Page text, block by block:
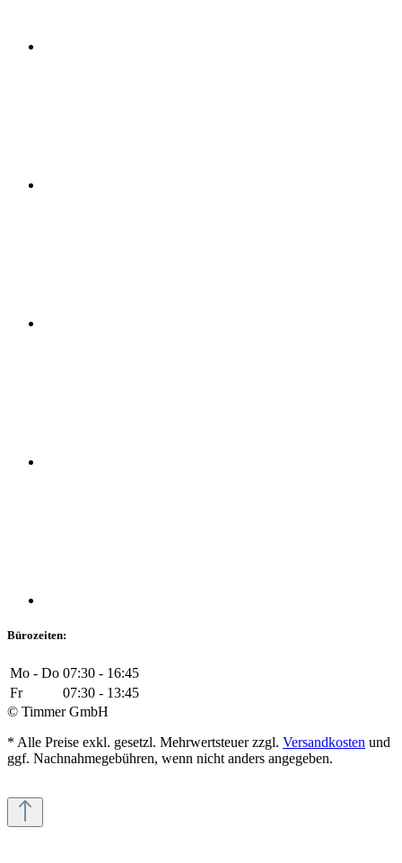
Bürozeiten:
Mo - Do 07:30 - 16:45
Fr
07:30 - 13:45
© Timmer GmbH
* Alle Preise exkl. gesetzl. Mehrwertsteuer zzgl. Versandkosten und
ggf. Nachnahmegebühren, wenn nicht anders angegeben.